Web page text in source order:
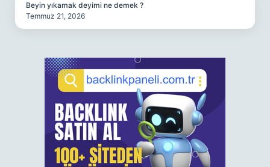
Beyin yıkamak deyimi ne demek ?
Temmuz 21, 2026